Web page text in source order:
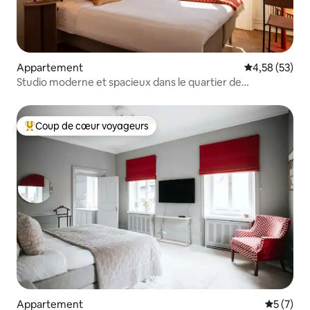
Appartement Évaluation
4,58 (53)
Studio moderne et spacieux dans le quartier de
Coups de cœur voyageurs les plus appréciés
Coup de cœur voyageurs
Appartement 5 (7)